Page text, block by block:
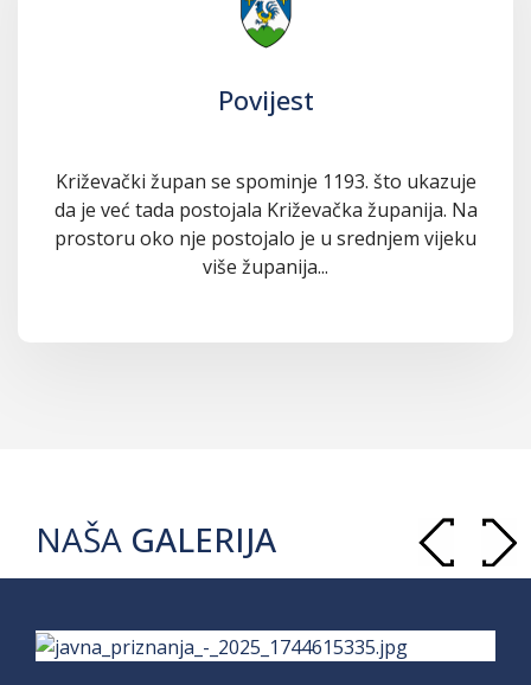
Povijest
Križevački župan se spominje 1193. što ukazuje
da je već tada postojala Križevačka županija. Na
prostoru oko nje postojalo je u srednjem vijeku
više županija...
NAŠA GALERIJA